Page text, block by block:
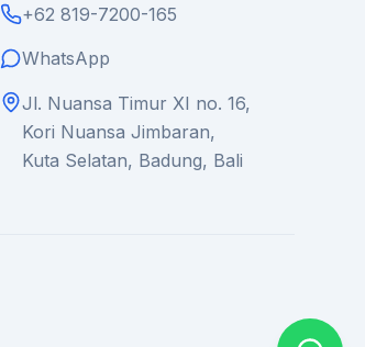
+62 819-7200-165
WhatsApp
Jl. Nuansa Timur XI no. 16,
Kori Nuansa Jimbaran,
Kuta Selatan, Badung, Bali